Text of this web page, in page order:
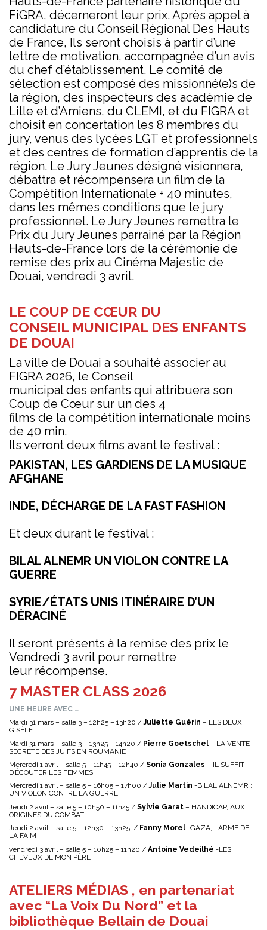
FiGRA, décerneront leur prix. Après appel à
candidature du Conseil Régional Des Hauts
de France, Ils seront choisis à partir d’une
lettre de motivation, accompagnée d’un avis
du chef d’établissement. Le comité de
sélection est composé des missionné(e)s de
la région, des inspecteurs des académie de
Lille et d’Amiens, du CLEMI, et du FIGRA et
choisit en concertation les 8 membres du
jury, venus des lycées LGT et professionnels
et des centres de formation d’apprentis de la
région. Le Jury Jeunes désigné visionnera,
débattra et récompensera un film de la
Compétition Internationale + 40 minutes,
dans les mêmes conditions que le jury
professionnel. Le Jury Jeunes remettra le
Prix du Jury Jeunes parrainé par la Région
Hauts-de-France lors de la cérémonie de
remise des prix au Cinéma Majestic de
Douai, vendredi 3 avril.
LE COUP DE CŒUR DU
CONSEIL MUNICIPAL DES ENFANTS
DE DOUAI
La ville de Douai a souhaité associer au
FIGRA 2026, le Conseil
municipal des enfants qui attribuera son
Coup de Cœur sur un des 4
films de la compétition internationale moins
de 40 min.
Ils verront deux films avant le festival :
PAKISTAN, LES GARDIENS DE LA MUSIQUE
AFGHANE
INDE, DÉCHARGE DE LA FAST FASHION
Et deux durant le festival :
BILAL ALNEMR UN VIOLON CONTRE LA
GUERRE
SYRIE/ÉTATS UNIS ITINÉRAIRE D’UN
DÉRACINÉ
Il seront présents à la remise des prix le
Vendredi 3 avril pour remettre
leur récompense.
7 MASTER CLASS 2026
UNE HEURE AVEC …
Mardi 31 mars – salle 3 – 12h25 – 13h20 /Juliette Guérin – LES DEUX
GISÈLE
Mardi 31 mars – salle 3 – 13h25 – 14h20 / Pierre Goetschel – LA VENTE
SECRÈTE DES JUIFS EN ROUMANIE
Mercredi 1 avril – salle 5 – 11h45 – 12h40 / Sonia Gonzales – IL SUFFIT
D’ÉCOUTER LES FEMMES
Mercredi 1 avril – salle 5 – 16h05 – 17h00 /Julie Martin -BILAL ALNEMR :
UN VIOLON CONTRE LA GUERRE
Jeudi 2 avril – salle 5 – 10h50 – 11h45 / Sylvie Garat – HANDICAP, AUX
ORIGINES DU COMBAT
Jeudi 2 avril – salle 5 – 12h30 – 13h25 / Fanny Morel -GAZA, L’ARME DE
LA FAIM
vendredi 3 avril – salle 5 – 10h25 – 11h20 / Antoine Vedeilhé -LES
CHEVEUX DE MON PÈRE
ATELIERS MÉDIAS , en partenariat
avec “La Voix Du Nord” et la
bibliothèque Bellain de Douai